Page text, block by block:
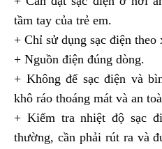
tầm tay của trẻ em.
+ Chỉ sử dụng sạc điện theo
+ Nguồn điện đúng dòng.
+ Không để sạc điện và
khô ráo thoáng mát và an
+ Kiểm tra nhiệt độ sạc
thường, cần phải rút ra và